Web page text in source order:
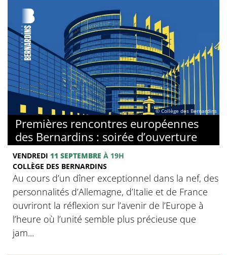
© Collège des Bernardins
Premières rencontres européennes
des Bernardins : soirée d’ouverture
VENDREDI 11 SEPTEMBRE À 19H
COLLÈGE DES BERNARDINS
Au cours d’un dîner exceptionnel dans la nef, des
personnalités d’Allemagne, d’Italie et de France
ouvriront la réflexion sur l’avenir de l’Europe à
l’heure où l’unité semble plus précieuse que
jam...